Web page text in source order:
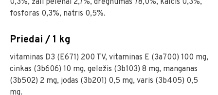
fosforas 0,3%, natris 0,5%.
Priedai / 1 kg
vitaminas D3 (E671) 200 TV, vitaminas E (3a700) 100 mg,
cinkas (3b606) 10 mg, geležis (3b103) 8 mg, manganas
(3b502) 2 mg, jodas (3b201) 0,5 mg, varis (3b405) 0,5
mg.